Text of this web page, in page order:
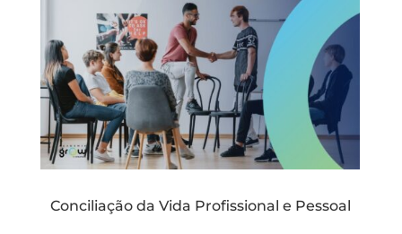
Conciliação da Vida Profissional e Pessoal